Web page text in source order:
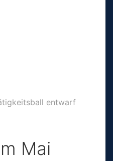
entwarf
Mai